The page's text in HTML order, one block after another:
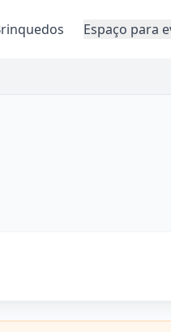
Espaço para